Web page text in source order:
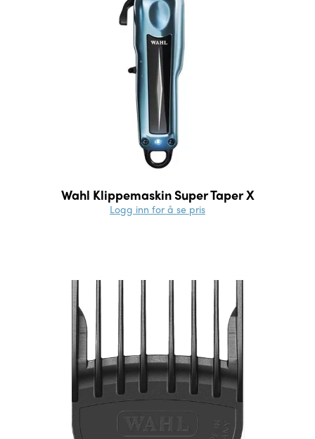
Wahl Klippemaskin Super Taper X
Logg inn for å se pris